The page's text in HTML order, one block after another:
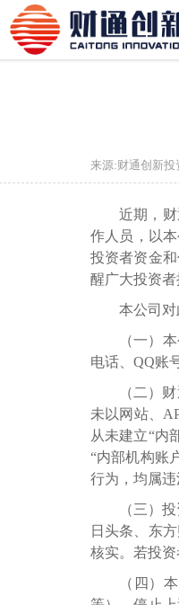
来源:财通创新投
近期，
作人员，以
投资者资金
醒广大投资
本公司对
（一）
电话、QQ账
（二）
未以网站、
从未建立“内
“内部机构账
行为，均属违
（三）
日头条、东
核实。若投
（四）